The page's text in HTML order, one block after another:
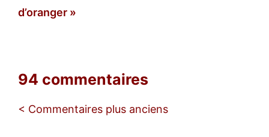
d’oranger
94 commentaires
Navigation
< Commentaires plus anciens